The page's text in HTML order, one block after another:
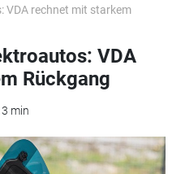
VDA rechnet mit starkem
VDA
Rückgang
min